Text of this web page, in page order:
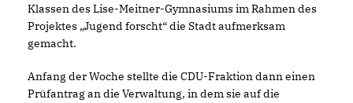
Klassen des Lise-Meitner-Gymnasiums im Rahmen des
Projektes „Jugend forscht“ die Stadt aufmerksam
gemacht.
Anfang der Woche stellte die CDU-Fraktion dann einen
Prüfantrag an die Verwaltung, in dem sie auf die